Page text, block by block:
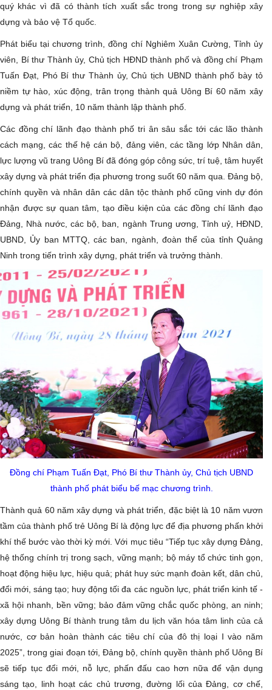
quý khác vì đã có thành tích xuất sắc trong trong sự nghiệp xây
dựng và bảo vệ Tổ quốc.
Phát biểu tại chương trình, đồng chí Nghiêm Xuân Cường, Tỉnh ủy
viên, Bí thư Thành ủy, Chủ tịch HĐND thành phố và đồng chí Phạm
Tuấn Đạt, Phó Bí thư Thành ủy, Chủ tịch UBND thành phố bày tỏ
niềm tự hào, xúc động, trân trọng thành quả Uông Bí 60 năm xây
dựng và phát triển, 10 năm thành lập thành phố.
Các đồng chí lãnh đạo thành phố tri ân sâu sắc tới các lão thành
cách mạng, các thế hệ cán bộ, đảng viên, các tầng lớp Nhân dân,
lực lượng vũ trang Uông Bí đã đóng góp công sức, trí tuệ, tâm huyết
xây dựng và phát triển địa phương trong suốt 60 năm qua. Đảng bộ,
chính quyền và nhân dân các dân tộc thành phố cũng vinh dự đón
nhận được sự quan tâm, tạo điều kiện của các đồng chí lãnh đạo
Đảng, Nhà nước, các bộ, ban, ngành Trung ương, Tỉnh uỷ, HĐND,
UBND, Ủy ban MTTQ, các ban, ngành, đoàn thể của tỉnh Quảng
Ninh trong tiến trình xây dựng, phát triển và trưởng thành.
Đồng chí Phạm Tuấn Đạt, Phó Bí thư Thành ủy, Chủ tịch UBND
thành phố phát biểu bế mạc chương trình.
Thành quả 60 năm xây dựng và phát triển, đặc biệt là 10 năm vươn
tầm của thành phố trẻ Uông Bí là động lực để địa phương phấn khởi
khí thế bước vào thời kỳ mới. Với mục tiêu “Tiếp tục xây dựng Đảng,
hệ thống chính trị trong sạch, vững mạnh; bộ máy tổ chức tinh gọn,
hoạt động hiệu lực, hiệu quả; phát huy sức mạnh đoàn kết, dân chủ,
đổi mới, sáng tạo; huy động tối đa các nguồn lực, phát triển kinh tế -
xã hội nhanh, bền vững; bảo đảm vững chắc quốc phòng, an ninh;
xây dựng Uông Bí thành trung tâm du lịch văn hóa tâm linh của cả
nước, cơ bản hoàn thành các tiêu chí của đô thị loại I vào năm
2025”, trong giai đoạn tới, Đảng bộ, chính quyền thành phố Uông Bí
sẽ tiếp tục đổi mới, nỗ lực, phấn đấu cao hơn nữa để vận dụng
sáng tạo, linh hoạt các chủ trương, đường lối của Đảng, cơ chế,